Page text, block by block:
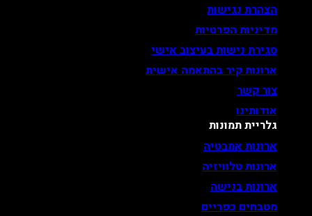
הצהרת נגישות
מדיניות הפרטיות
סגירת נישות בעיצוב אישי
ארונות קיר בהתאמה אישית
צור קשר
אודותינו
גלריית תמונות
ארונות אמבטיה
ארונות טלוויזיה
ארונות בנישה
מטבחים כפריים